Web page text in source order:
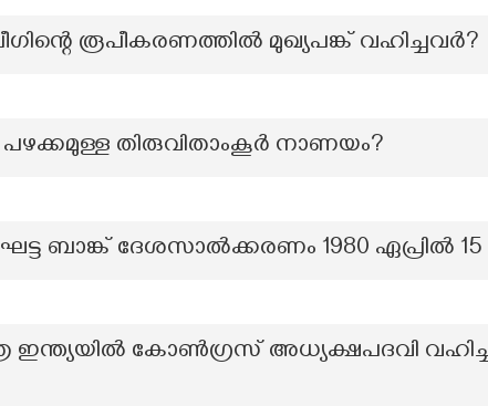
രൂപീകരണത്തിൽ മുഖ്യപങ്ക് വഹിച്ചവർ?
പഴക്കമുള്ള തിരുവിതാംകൂർ നാണയം?
ഘട്ട ബാങ്ക് ദേശസാൽക്കരണം 1980 ഏപ്രിൽ 15
ഇന്ത്യയിൽ കോൺഗ്രസ് അധ്യക്ഷപദവി